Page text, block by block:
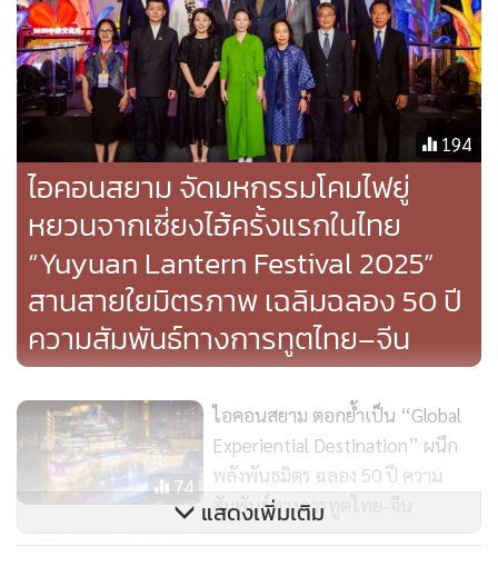
ภาพ: ICONSIAM
ทั้งนี้เทศกาลโคมไฟโคมไฟยู่หยวนจากนครเซี่ยงไฮ้ เป็นเทศกาล
เป็นมรดกทางวัฒนธรรมที่จับต้องไม่ได้ของจีน
โดยครั้งนี้นับเป็นครั้งแรกในประวัติศาสตร์ที่เทศกาลโคมไฟอัน
งดงามและยิ่งใหญ่ได้เดินทางมาเยือนประเทศไทยอย่างเต็มรูป
แบบ เพื่อร่วมเฉลิมฉลองให้กับวาระครบรอบ 50 ปีการสถาปนา
194
ไอคอนสยาม จัดมหกรรมโคมไฟยู่
หยวนจากเซี่ยงไฮ้ครั้งแรกในไทย
“Yuyuan Lantern Festival 2025”
สานสายใยมิตรภาพ เฉลิมฉลอง 50 ปี
ความสัมพันธ์ทางการทูตไทย–จีน
74
ไอคอนสยาม ตอกย้ำเป็น “Global
Experiential Destination” ผนึก
พลังพันธมิตร ฉลอง 50 ปี ความ
สัมพันธ์ทางการทูตไทย-จีน
ไม่จบง่ายๆ! ‘อินเดีย’ ห้ามนำเข้า
แสดงเพิ่มเติม